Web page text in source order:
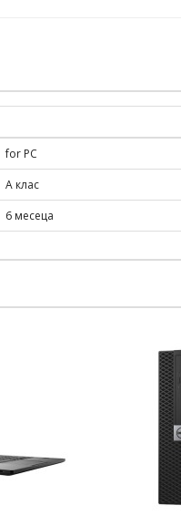
for PC
А клас
6 месеца